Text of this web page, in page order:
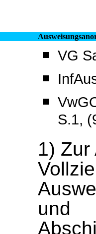
VG
S.1,
1)
und